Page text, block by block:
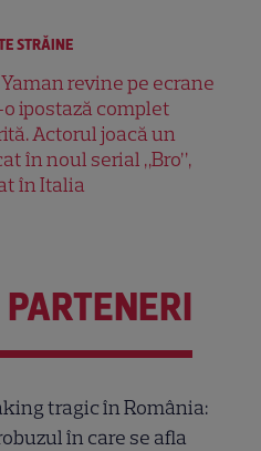
STRĂINE
revine pe ecrane
ipostază complet
Actorul joacă un
în noul serial „Bro”,
în Italia
tragic în România:
în care se afla